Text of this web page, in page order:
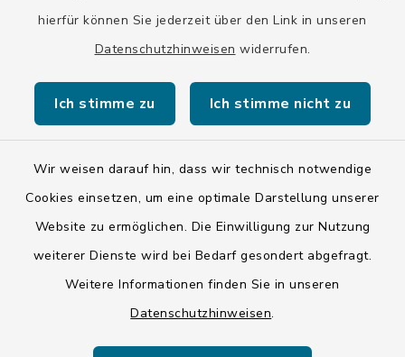
hierfür können Sie jederzeit über den Link in unseren
Datenschutzhinweisen widerrufen.
Ich stimme zu Ich stimme nicht zu
Wir weisen darauf hin, dass wir technisch notwendige
Cookies einsetzen, um eine optimale Darstellung unserer
Website zu ermöglichen. Die Einwilligung zur Nutzung
weiterer Dienste wird bei Bedarf gesondert abgefragt.
Weitere Informationen finden Sie in unseren
Datenschutzhinweisen.
Barrierefreiheit
Datenschutz
Impressum
ISIS 12
Cookie-Einstellungen